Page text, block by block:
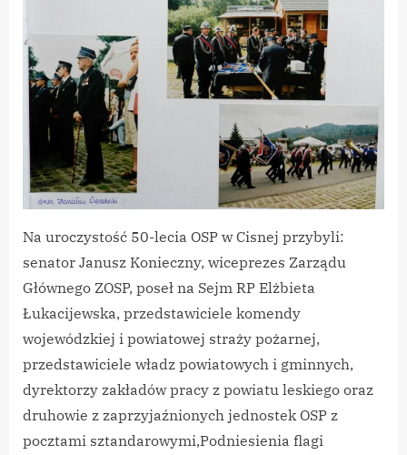
OSP
Cisna
Na uroczystość 50-lecia OSP w Cisnej przybyli:
senator Janusz Konieczny, wiceprezes Zarządu
Głównego ZOSP, poseł na Sejm RP Elżbieta
Łukacijewska, przedstawiciele komendy
wojewódzkiej i powiatowej straży pożarnej,
przedstawiciele władz powiatowych i gminnych,
dyrektorzy zakładów pracy z powiatu leskiego oraz
druhowie z zaprzyjaźnionych jednostek OSP z
pocztami sztandarowymi,Podniesienia flagi